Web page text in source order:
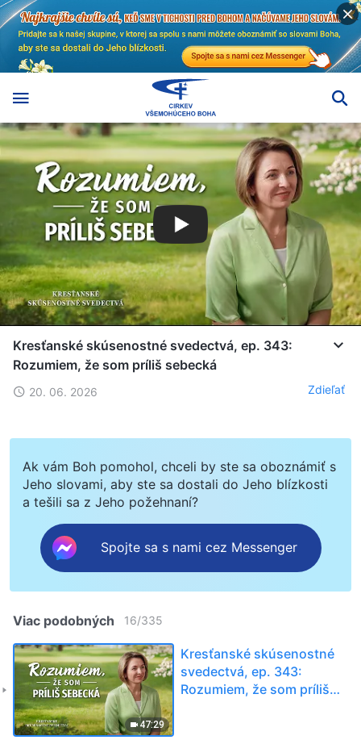
Kresťanské skúsenostné svedectvá, ep. 343:
Rozumiem, že som príliš sebecká
20. 06. 2026 Zdieľať
Ak vám Boh pomohol, chceli by ste sa oboznámiť s
Jeho slovami, aby ste sa dostali do Jeho blízkosti
a tešili sa z Jeho požehnaní?
Spojte sa s nami cez Messenger
Viac podobných 16/335
47:29
Kresťanské skúsenostné
svedectvá, ep. 343:
Rozumiem, že som príliš